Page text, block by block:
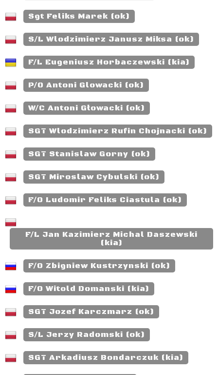
Sgt Feliks Marek (ok)
S/L Wlodzimierz Janusz Miksa (ok)
F/L Eugeniusz Horbaczewski (kia)
P/O Antoni Glowacki (ok)
W/C Antoni Głowacki (ok)
SGT Wlodzimierz Rufin Chojnacki (ok)
SGT Stanislaw Gorny (ok)
SGT Miroslaw Cybulski (ok)
F/O Ludomir Feliks Ciastula (ok)
F/L Jan Kazimierz Michal Daszewski
(kia)
F/O Zbigniew Kustrzynski (ok)
F/O Witold Domanski (kia)
SGT Jozef Karczmarz (ok)
S/L Jerzy Radomski (ok)
SGT Arkadiusz Bondarczuk (kia)